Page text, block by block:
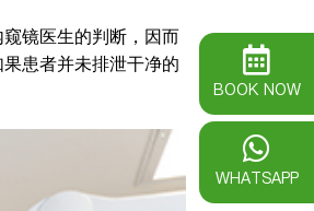
镜医生的判断，因而
患者并未排泄干净的
BOOK NOW
WHATSAPP